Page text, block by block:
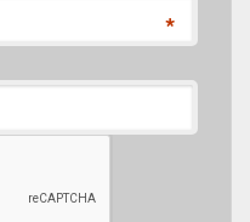
*